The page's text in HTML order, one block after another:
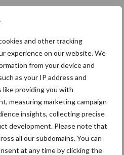
and other tracking
experience on our website. We
from your device and
as your IP address and
like providing you with
measuring marketing campaign
insights, collecting precise
development. Please note that
all our subdomains. You can
at any time by clicking the
hoogte met de
van GECO op
Vakdagen
van KTV
Drone in actie op
Vakdagen